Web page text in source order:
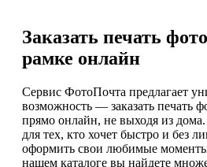
Заказать печать
рамке онлайн
Сервис ФотоПочта предлагает
возможность — заказать печать
прямо онлайн, не выходя из
для тех, кто хочет быстро и без
оформить свои любимые
нашем каталоге вы найдете